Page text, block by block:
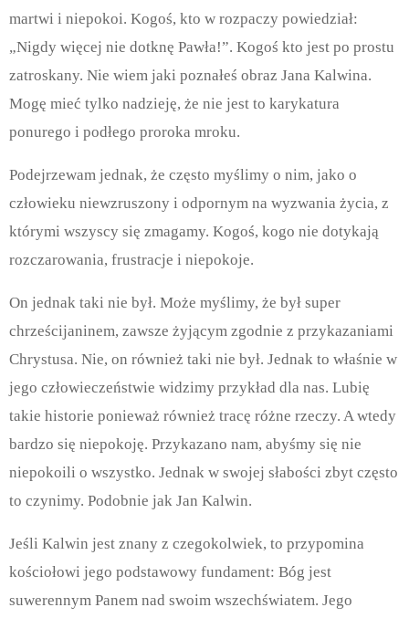
martwi i niepokoi. Kogoś, kto w rozpaczy powiedział:
„Nigdy więcej nie dotknę Pawła!”. Kogoś kto jest po prostu
zatroskany. Nie wiem jaki poznałeś obraz Jana Kalwina.
Mogę mieć tylko nadzieję, że nie jest to karykatura
ponurego i podłego proroka mroku.
Podejrzewam jednak, że często myślimy o nim, jako o
człowieku niewzruszony i odpornym na wyzwania życia, z
którymi wszyscy się zmagamy. Kogoś, kogo nie dotykają
rozczarowania, frustracje i niepokoje.
On jednak taki nie był. Może myślimy, że był super
chrześcijaninem, zawsze żyjącym zgodnie z przykazaniami
Chrystusa. Nie, on również taki nie był. Jednak to właśnie w
jego człowieczeństwie widzimy przykład dla nas. Lubię
takie historie ponieważ również tracę różne rzeczy. A wtedy
bardzo się niepokoję. Przykazano nam, abyśmy się nie
niepokoili o wszystko. Jednak w swojej słabości zbyt często
to czynimy. Podobnie jak Jan Kalwin.
Jeśli Kalwin jest znany z czegokolwiek, to przypomina
kościołowi jego podstawowy fundament: Bóg jest
suwerennym Panem nad swoim wszechświatem. Jego